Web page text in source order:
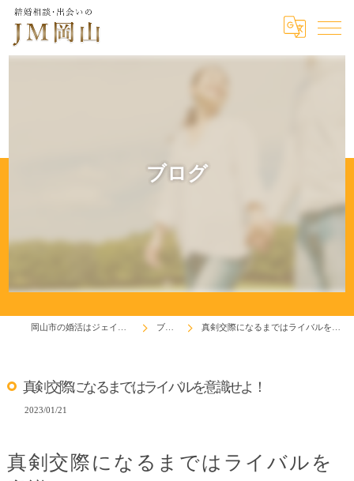
ブログ
ブログ 真剣交際になるまではライバルを意識せよ！
真剣交際になるまではライバルを意識せよ！
2023/01/21
真剣交際になるまではライバルを